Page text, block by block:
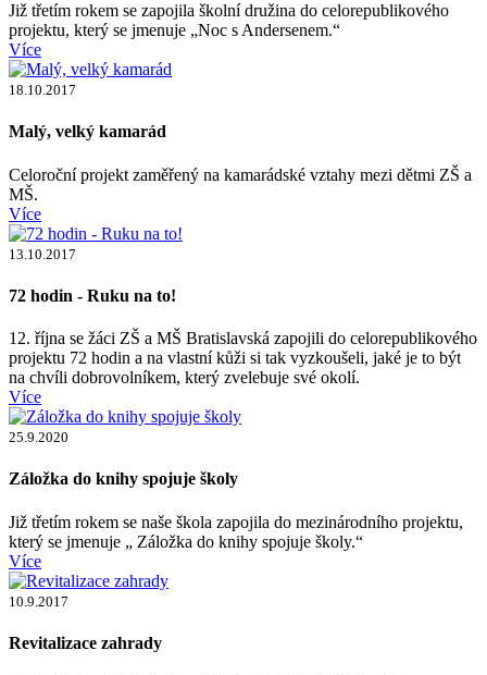
Již třetím rokem se zapojila školní družina do celorepublikového
projektu, který se jmenuje „Noc s Andersenem.“
Více
18.10.2017
Malý, velký kamarád
Celoroční projekt zaměřený na kamarádské vztahy mezi dětmi ZŠ a
MŠ.
Více
13.10.2017
72 hodin - Ruku na to!
12. října se žáci ZŠ a MŠ Bratislavská zapojili do celorepublikového
projektu 72 hodin a na vlastní kůži si tak vyzkoušeli, jaké je to být
na chvíli dobrovolníkem, který zvelebuje své okolí.
Více
25.9.2020
Záložka do knihy spojuje školy
Již třetím rokem se naše škola zapojila do mezinárodního projektu,
který se jmenuje „ Záložka do knihy spojuje školy.“
Více
10.9.2017
Revitalizace zahrady